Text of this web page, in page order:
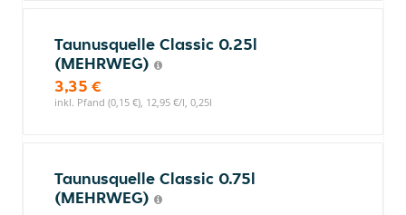
Taunusquelle Classic 0.25l
(MEHRWEG)
3,35 €
inkl. Pfand (0,15 €), 12,95 €/l, 0,25l
Taunusquelle Classic 0.75l
(MEHRWEG)